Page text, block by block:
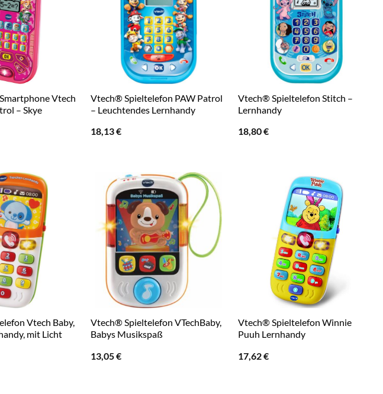
Vtech
– Skye
Vtech® Spieltelefon PAW Patrol
– Leuchtendes Lernhandy
18,13€
Vtech® Spieltelefon Stitch –
Lernhandy
18,80€
Vtech Baby,
mit Licht
Vtech® Spieltelefon VTechBaby,
Babys Musikspaß
13,05€
Vtech® Spieltelefon Winnie
Puuh Lernhandy
17,62€